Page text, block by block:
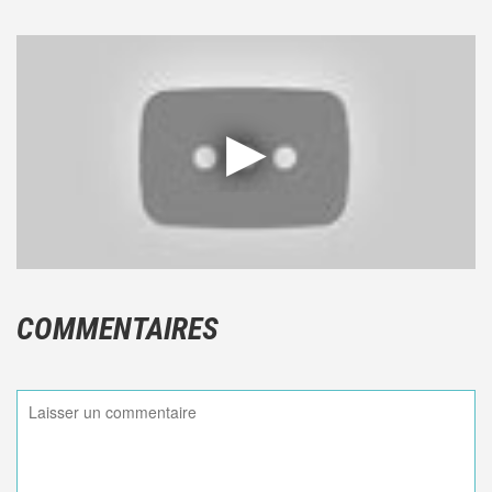
COMMENTAIRES